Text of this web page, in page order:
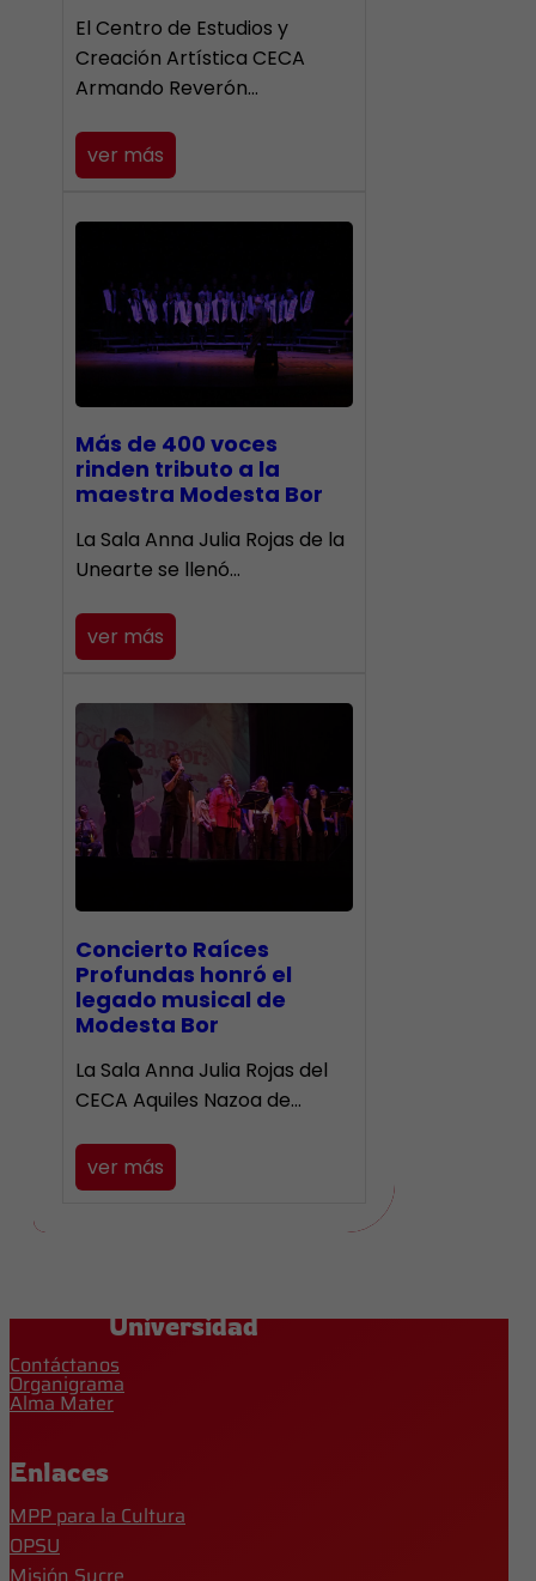
El Centro de Estudios y
Creación Artística CECA
Armando Reverón…
ver más
Más de 400 voces
rinden tributo a la
maestra Modesta Bor
​La Sala Anna Julia Rojas de la
Unearte se llenó…
ver más
​Concierto Raíces
Profundas honró el
legado musical de
Modesta Bor
La Sala Anna Julia Rojas del
CECA Aquiles Nazoa de…
ver más
Universidad
Contáctanos
Organigrama
Alma Mater
Enlaces
MPP para la Cultura
OPSU
Misión Sucre